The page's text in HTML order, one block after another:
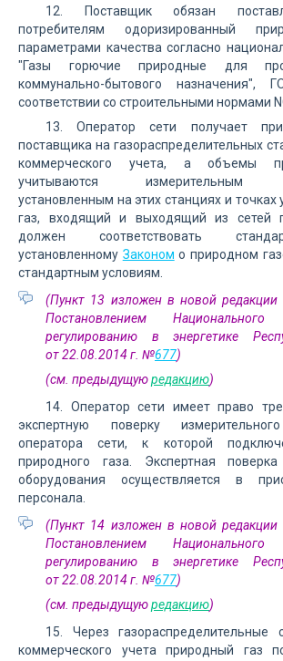
12. Поставщик обязан
потребителям одоризированный
параметрами качества согласно
"Газы горючие природные для
коммунально-бытового
соответствии со строительными нормами
13. Оператор сети получает
поставщика на газораспределительных
коммерческого учета, а объемы
учитываются измерительным
установленным на этих станциях и точках
газ, входящий и выходящий из сетей
должен соответствовать
установленному Законом о природном
стандартным условиям.
(Пункт 13 изложен в новой редакции
Постановлением
регулированию в энергетике
от 22.08.2014 г. №677)
(см. предыдущуюредакцию)
14. Оператор сети имеет право
экспертную поверку
оператора сети, к которой
природного газа. Экспертная поверка
оборудования осуществляется в
персонала.
(Пункт 14 изложен в новой редакции
Постановлением
регулированию в энергетике
от 22.08.2014 г. №677)
(см. предыдущуюредакцию)
15. Через газораспределительные
коммерческого учета природный газ